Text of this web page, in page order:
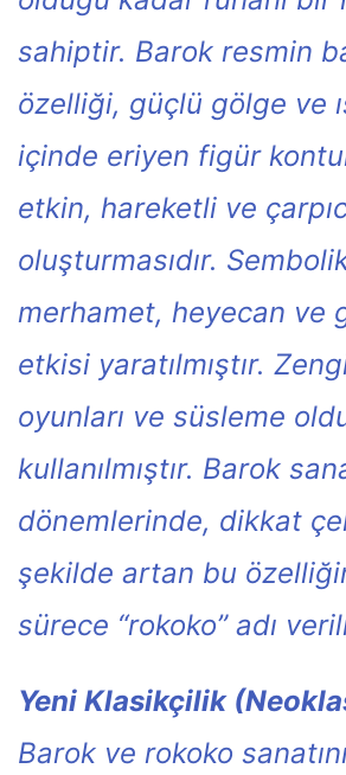
sahiptir. Barok resmin
özelliği, güçlü gölge ve
içinde eriyen figür
etkin, hareketli ve
oluşturmasıdır.
merhamet, heyecan ve
etkisi yaratılmıştır.
oyunları ve süsleme
kullanılmıştır. Barok
dönemlerinde, dikkat
şekilde artan bu
sürece “rokoko” adı
Yeni Klasikçilik
Barok ve rokoko